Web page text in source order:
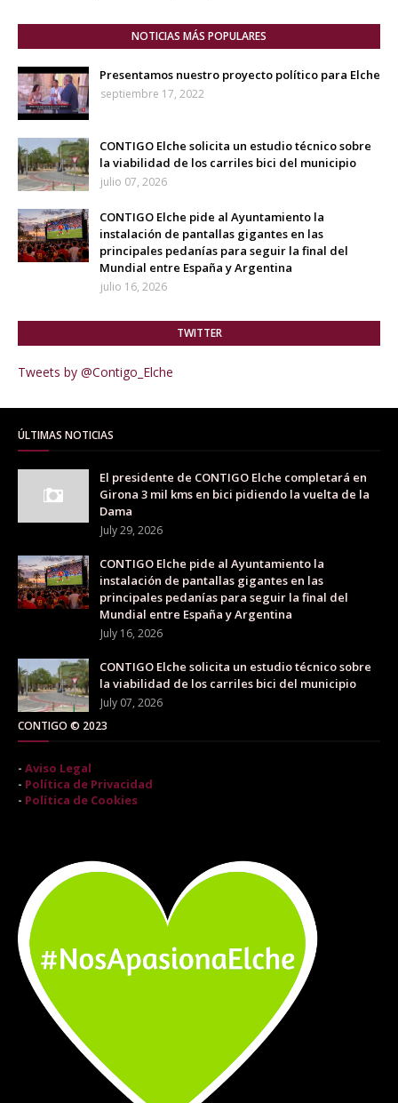
NOTICIAS MÁS POPULARES
Presentamos nuestro proyecto político para Elche
septiembre 17, 2022
CONTIGO Elche solicita un estudio técnico sobre
la viabilidad de los carriles bici del municipio
julio 07, 2026
CONTIGO Elche pide al Ayuntamiento la
instalación de pantallas gigantes en las
principales pedanías para seguir la final del
Mundial entre España y Argentina
julio 16, 2026
TWITTER
Tweets by @Contigo_Elche
ÚLTIMAS NOTICIAS
El presidente de CONTIGO Elche completará en
Girona 3 mil kms en bici pidiendo la vuelta de la
Dama
July 29, 2026
CONTIGO Elche pide al Ayuntamiento la
instalación de pantallas gigantes en las
principales pedanías para seguir la final del
Mundial entre España y Argentina
July 16, 2026
CONTIGO Elche solicita un estudio técnico sobre
la viabilidad de los carriles bici del municipio
July 07, 2026
CONTIGO © 2023
- Aviso Legal
- Política de Privacidad
- Política de Cookies